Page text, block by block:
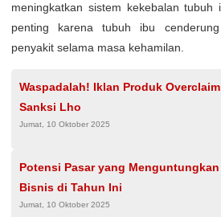
meningkatkan sistem kekebalan
penting karena tubuh ibu
penyakit selama masa kehamilan.
Waspadalah! Iklan Produk
Sanksi Lho
Jumat, 10 Oktober 2025
Potensi Pasar yang
Bisnis di Tahun Ini
Jumat, 10 Oktober 2025